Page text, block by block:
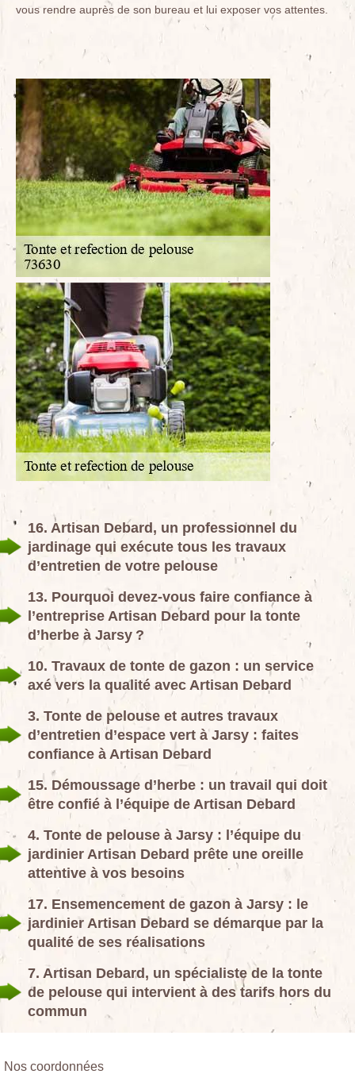
vous rendre auprès de son bureau et lui exposer vos attentes.
16. Artisan Debard, un professionnel du
jardinage qui exécute tous les travaux
d’entretien de votre pelouse
13. Pourquoi devez-vous faire confiance à
l’entreprise Artisan Debard pour la tonte
d’herbe à Jarsy ?
10. Travaux de tonte de gazon : un service
axé vers la qualité avec Artisan Debard
3. Tonte de pelouse et autres travaux
d’entretien d’espace vert à Jarsy : faites
confiance à Artisan Debard
15. Démoussage d’herbe : un travail qui doit
être confié à l’équipe de Artisan Debard
4. Tonte de pelouse à Jarsy : l’équipe du
jardinier Artisan Debard prête une oreille
attentive à vos besoins
17. Ensemencement de gazon à Jarsy : le
jardinier Artisan Debard se démarque par la
qualité de ses réalisations
7. Artisan Debard, un spécialiste de la tonte
de pelouse qui intervient à des tarifs hors du
commun
Nos coordonnées